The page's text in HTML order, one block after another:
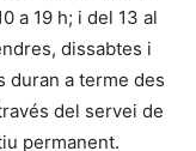
a 19 h; i del 13 al
dissabtes i
duran a terme des
del servei de
permanent.